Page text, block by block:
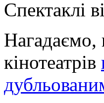
Спектаклі
Нагадаємо,
кінотеатрів